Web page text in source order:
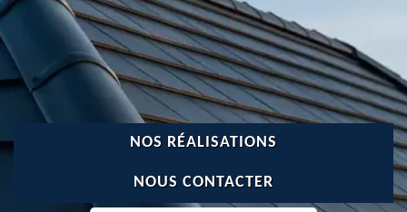
NOS RÉALISATIONS
NOUS CONTACTER